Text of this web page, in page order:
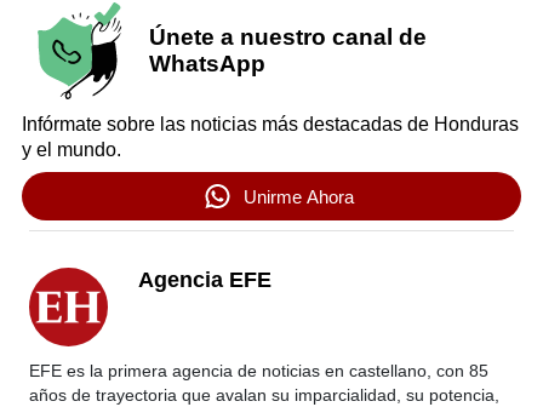
Únete a nuestro canal de
WhatsApp
Infórmate sobre las noticias más destacadas de Honduras
y el mundo.
Unirme Ahora
Agencia EFE
EFE es la primera agencia de noticias en castellano, con 85
años de trayectoria que avalan su imparcialidad, su potencia,